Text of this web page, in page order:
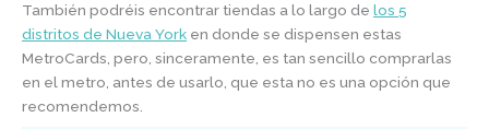
También podréis encontrar tiendas a lo largo de los 5
distritos de Nueva York en donde se dispensen estas
MetroCards, pero, sinceramente, es tan sencillo comprarlas
en el metro, antes de usarlo, que esta no es una opción que
recomendemos.